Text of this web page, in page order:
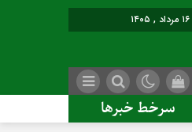
سرخط خبرهاساخت ساختمان اداری